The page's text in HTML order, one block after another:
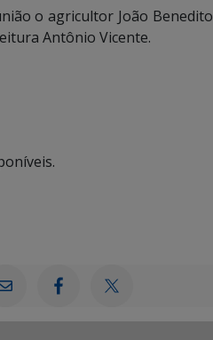
o agricultor João Benedito
Antônio Vicente.